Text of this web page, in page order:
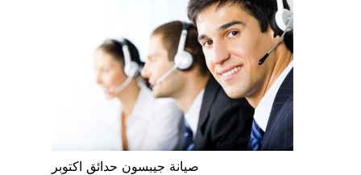
صيانة جيبسون حدائق اكتوبر